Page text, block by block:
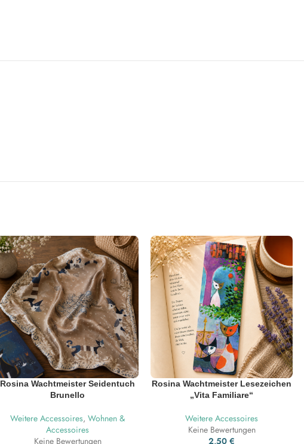
Rosina Wachtmeister Seidentuch
Brunello
Weitere Accessoires, Wohnen &
Accessoires
Keine Bewertungen
Rosina Wachtmeister Lesezeichen
„Vita Familiare“
Weitere Accessoires
Keine Bewertungen
2,50 €